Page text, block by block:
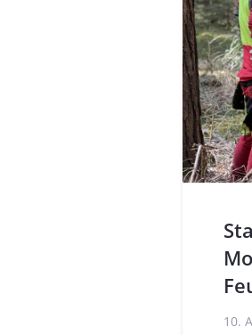
10.